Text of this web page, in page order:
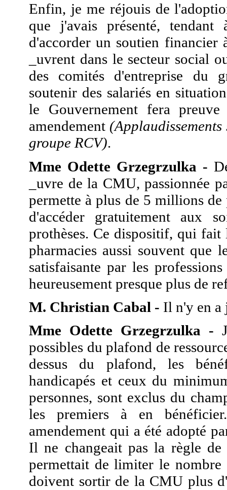
Enfin, je me réjouis de
que j'avais présenté, tendant
d'accorder un soutien financier
_uvrent dans le secteur social
des comités d'entreprise du
soutenir des salariés en
le Gouvernement fera
amendement
groupe RCV).
Mme Odette Grzegrzulka -
_uvre de la CMU, passionnée
permette à plus de 5 millions de
d'accéder gratuitement aux
prothèses. Ce dispositif, qui
pharmacies aussi souvent que
satisfaisante par les
heureusement presque plus de
M. Christian Cabal - Il n'y en a
Mme Odette Grzegrzulka -
possibles du plafond de
dessus du plafond, les
handicapés et ceux du
personnes, sont exclus du
les premiers à en
amendement qui a été adopté
Il ne changeait pas la règle
permettait de limiter le
doivent sortir de la CMU plus